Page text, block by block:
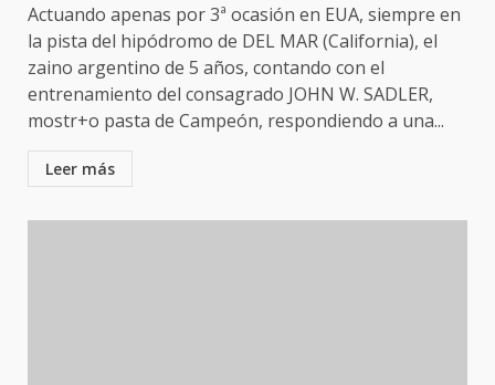
Actuando apenas por 3ª ocasión en EUA, siempre en
la pista del hipódromo de DEL MAR (California), el
zaino argentino de 5 años, contando con el
entrenamiento del consagrado JOHN W. SADLER,
mostr+o pasta de Campeón, respondiendo a una...
Leer más